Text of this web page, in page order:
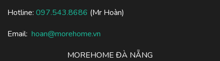
Hotline: 097.543.8686 (Mr Hoàn)
Email: hoan@morehome.vn
MOREHOME ĐÀ NẴNG